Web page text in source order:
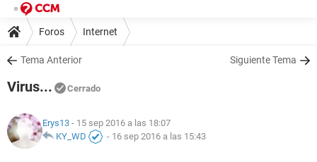
Foros Internet
Tema Anterior Siguiente Tema
Virus... Cerrado
Erys13 - 15 sep 2016 a las 18:07
KY_WD
- 16 sep 2016 a las 15:43